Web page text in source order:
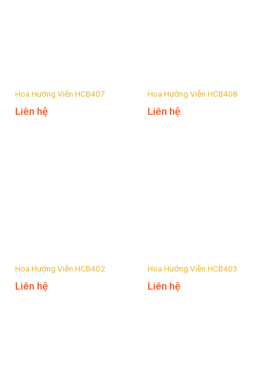
Hoa Hướng Viễn HCB407
Liên hệ
Hoa Hướng Viễn HCB408
Liên hệ
Hoa Hướng Viễn HCB402
Liên hệ
Hoa Hướng Viễn HCB403
Liên hệ